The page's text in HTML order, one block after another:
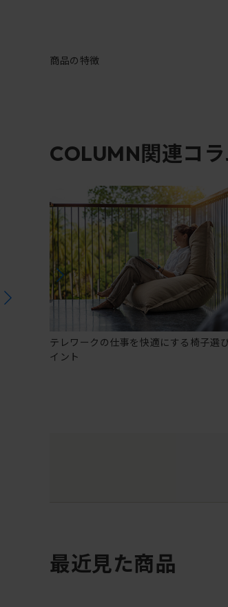
商品の特徴
COLUMN関連コ
テレワークの仕事を快適にする椅子選
イント
最近見た商品